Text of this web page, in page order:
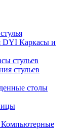
Каркасы и
стульев
стульев
столы
Компьютерные